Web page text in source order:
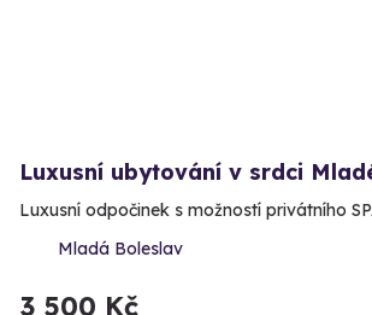
Luxusní ubytování v srdci
Luxusní odpočinek s možností privátního
Mladá Boleslav
3 500 Kč